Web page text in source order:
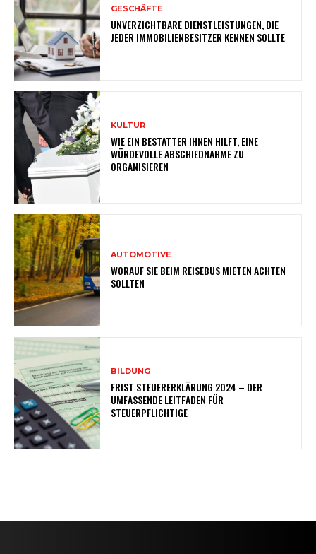
GESCHÄFTE
UNVERZICHTBARE DIENSTLEISTUNGEN, DIE
JEDER IMMOBILIENBESITZER KENNEN SOLLTE
KULTUR
WIE EIN BESTATTER IHNEN HILFT, EINE
WÜRDEVOLLE ABSCHIEDNAHME ZU
ORGANISIEREN
AUTOMOTIVE
WORAUF SIE BEIM REISEBUS MIETEN ACHTEN
SOLLTEN
BILDUNG
FRIST STEUERERKLÄRUNG 2024 – DER
UMFASSENDE LEITFADEN FÜR
STEUERPFLICHTIGE